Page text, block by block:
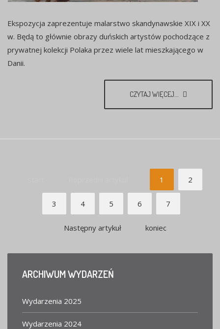
Ekspozycja zaprezentuje malarstwo skandynawskie XIX i XX
w. Będą to głównie obrazy duńskich artystów pochodzące z
prywatnej kolekcji Polaka przez wiele lat mieszkającego w
Danii.
CZYTAJ WIĘCEJ...
1 2
3 4 5 6 7
Następny artykuł koniec
ARCHIWUMWYDARZEŃ
Wydarzenia 2025
Wydarzenia 2024